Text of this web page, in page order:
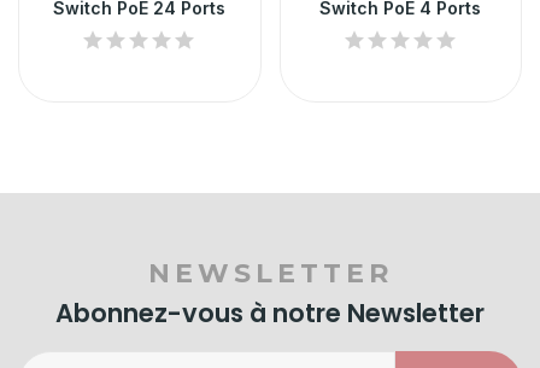
Switch PoE 24 Ports Switch PoE 4 Ports
NEWSLETTER
Abonnez-vous à notre Newsletter